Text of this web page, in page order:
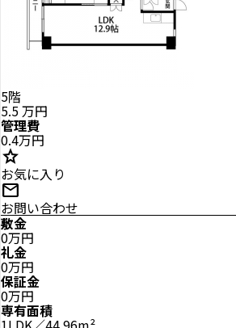
5階
5.5万円
管理費
0.4万円
star
お気に入り
mail
お問い合わせ
敷金
0万円
礼金
0万円
保証金
0万円
専有面積